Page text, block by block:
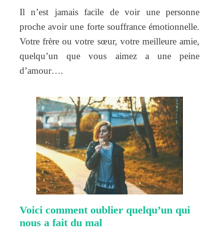
Il n’est jamais facile de voir une personne
proche avoir une forte souffrance émotionnelle.
Votre frère ou votre sœur, votre meilleure amie,
quelqu’un que vous aimez a une peine
d’amour….
Voici comment oublier quelqu’un qui
nous a fait du mal